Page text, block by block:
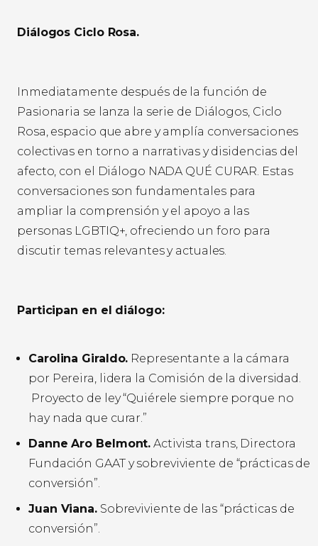
Diálogos Ciclo Rosa.
Inmediatamente después de la función de
Pasionaria se lanza la serie de Diálogos, Ciclo
Rosa, espacio que abre y amplía conversaciones
colectivas en torno a narrativas y disidencias del
afecto, con el Diálogo NADA QUÉ CURAR. Estas
conversaciones son fundamentales para
ampliar la comprensión y el apoyo a las
personas LGBTIQ+, ofreciendo un foro para
discutir temas relevantes y actuales.
Participan en el diálogo:
Carolina Giraldo. Representante a la cámara
por Pereira, lidera la Comisión de la diversidad.
Proyecto de ley “Quiérele siempre porque no
hay nada que curar.”
Danne Aro Belmont. Activista trans, Directora
Fundación GAAT y sobreviviente de “prácticas de
conversión”.
Juan Viana.Sobreviviente de las “prácticas de
conversión”.